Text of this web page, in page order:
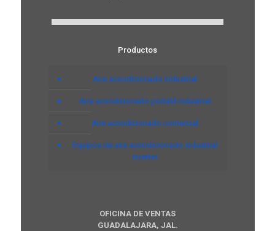
Productos
Aire acondicionado industrial
Aire acondicionado portátil industrial
Aire acondicionado comercial
Equipos de aire acondicionado industrial
inverter
OFICINA DE VENTAS
GUADALAJARA, JAL.